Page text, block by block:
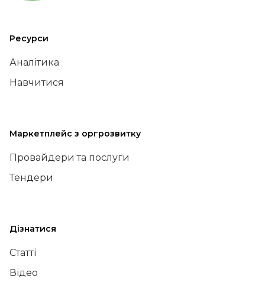
Ресурси
Аналітика
Навчитися
Маркетплейс з оргрозвитку
Провайдери та послуги
Тендери
Дізнатися
Статті
Відео